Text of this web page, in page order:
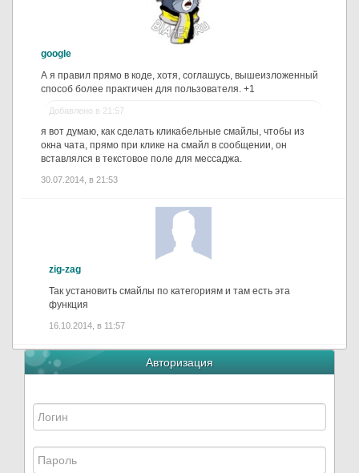
google
А я правил прямо в коде, хотя, соглашусь, вышеизложенный
способ более практичен для пользователя. +1
Добавлено в 21:57
я вот думаю, как сделать кликабельные смайлы, чтобы из
окна чата, прямо при клике на смайл в сообщении, он
вставлялся в текстовое поле для мессаджа.
30.07.2014, в 21:53
zig-zag
Так установить смайлы по категориям и там есть эта
функция
16.10.2014, в 11:57
Авторизация